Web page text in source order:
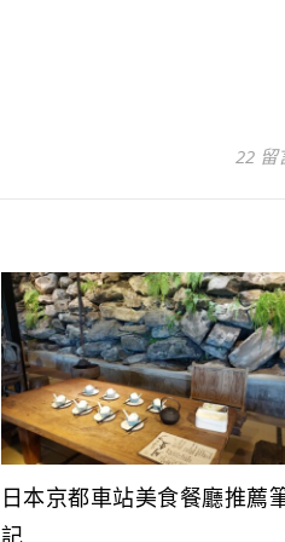
22 留
日本京都車站美食餐廳推薦
記